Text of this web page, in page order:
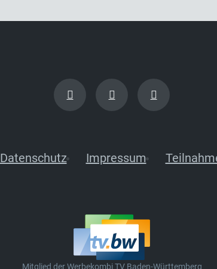
Datenschutz Impressum
Mitglied der Werbekombi TV Baden-Württemberg